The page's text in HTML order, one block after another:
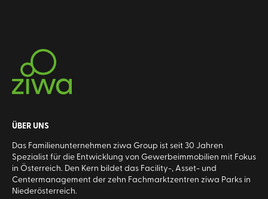
ÜBER UNS
Das Familienunternehmen ziwa Group ist seit 30 Jahren
Spezialist für die Entwicklung von Gewerbeimmobilien mit Fokus
in Österreich. Den Kern bildet das Facility-, Asset- und
Centermanagement der zehn Fachmarktzentren ziwa Parks in
Niederösterreich.